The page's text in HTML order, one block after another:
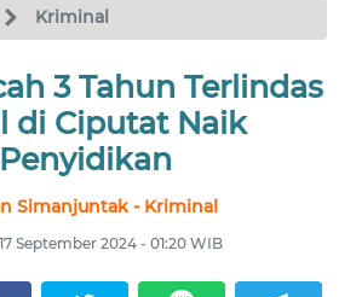
Kriminal
3 Tahun Terlindas
di Ciputat Naik
Penyidikan
Simanjuntak - Kriminal
September 2024 - 01:20 WIB